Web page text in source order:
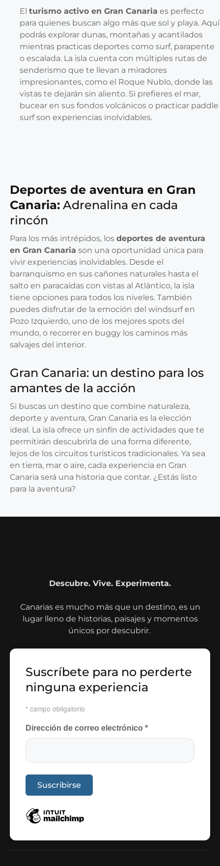
El turismo activo en Gran Canaria es perfecto
para quienes buscan algo más que sol y playa. Aquí
podrás explorar dunas, montañas y acantilados
mientras practicas deportes como surf, parapente
o escalada. La isla cuenta con múltiples rutas de
senderismo que te llevan a miradores
impresionantes, como el Roque Nublo, donde las
vistas te dejarán sin aliento. Si prefieres el mar,
bucear en sus fondos volcánicos o practicar paddle
surf son experiencias inolvidables.
Deportes de aventura en Gran
Canaria: Adrenalina en cada
rincón
Para los más intrépidos, los deportes de aventura
en Gran Canaria son una oportunidad única para
vivir experiencias inolvidables. Desde el
barranquismo en sus cañones naturales hasta el
salto en paracaídas con vistas al Atlántico, la isla
tiene opciones para todos los niveles. También
puedes disfrutar de la emoción del windsurf en
Pozo Izquierdo, uno de los mejores spots del
mundo, o recorrer en buggy los caminos más
salvajes del interior.
Gran Canaria: un destino para los
amantes de la acción
Si buscas un destino que combine naturaleza,
deporte y aventura, Gran Canaria es la elección
ideal. La isla ofrece un sinfín de actividades que te
permitirán descubrirla de una forma diferente,
lejos de los circuitos turísticos tradicionales. Ya sea
en tierra, mar o aire, cada experiencia en Gran
Canaria será una historia que contar. ¿Estás listo
para la aventura?
Descubre. Vive. Experimenta.
Canarias es mucho más que un destino, es un
lugar lleno de historias, paisajes y momentos
únicos por descubrir.
Suscríbete para no perderte
ninguna experiencia
* campo obligatorio
Dirección de correo electrónico *